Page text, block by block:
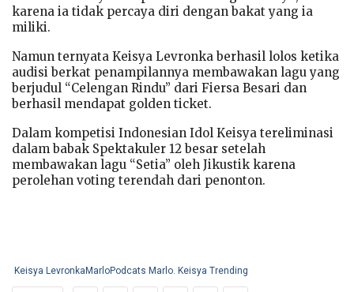
karena ia tidak percaya diri dengan bakat yang ia
miliki.
Namun ternyata Keisya Levronka berhasil lolos ketika
audisi berkat penampilannya membawakan lagu yang
berjudul “Celengan Rindu” dari Fiersa Besari dan
berhasil mendapat golden ticket.
Dalam kompetisi Indonesian Idol Keisya tereliminasi
dalam babak Spektakuler 12 besar setelah
membawakan lagu “Setia” oleh Jikustik karena
perolehan voting terendah dari penonton.
Keisya LevronkaMarloPodcats Marlo. Keisya Trending